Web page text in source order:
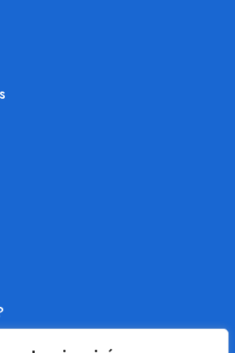
téléphone, nous vous recontactons rapidement.